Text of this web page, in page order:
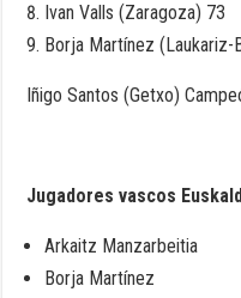
Ivan Valls (Zaragoza) 73
Borja Martínez
Iñigo Santos (Getxo)
Jugadores vascos
Arkaitz Manzarbeitia
Borja Martínez